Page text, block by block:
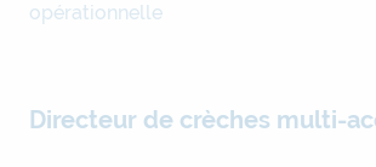
opérationnelle
Directeur de crèches multi-